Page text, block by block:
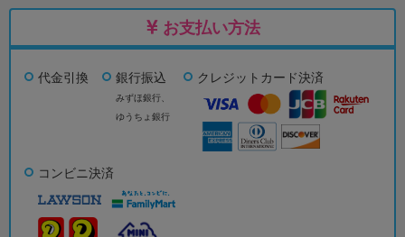
お支払い方法
代金引換 銀行振込
みずほ銀行、
ゆうちょ銀行
クレジットカード決済
コンビニ決済